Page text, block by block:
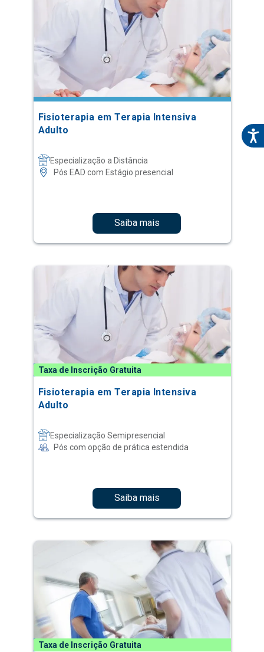
Fisioterapia em Terapia Intensiva
Adulto
Especialização a Distância
Pós EAD com Estágio presencial
Saiba mais
Taxa de Inscrição Gratuita
Fisioterapia em Terapia Intensiva
Adulto
Especialização Semipresencial
Pós com opção de prática estendida
Saiba mais
Taxa de Inscrição Gratuita